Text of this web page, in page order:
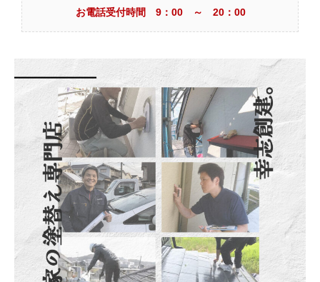
お電話受付時間 9：00 ～ 20：00